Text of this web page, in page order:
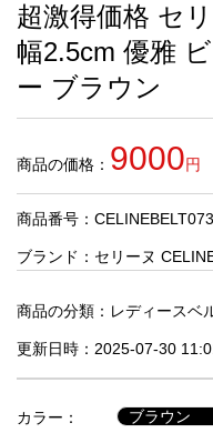
お
す
商
人
気
商
セ
ル
超激得価格 セ
幅2.5cm 優雅
ー ブラウン
商品の価格： 9000円
商品番号：
ブランド： セリーヌ
商品の分類： レディースベ
更新日時：2025-07-30
カラー：